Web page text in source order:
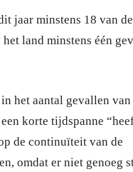
jaar minstens 18 van
land minstens één
het aantal gevallen van
korte tijdspanne
de continuïteit van de
omdat er niet genoeg